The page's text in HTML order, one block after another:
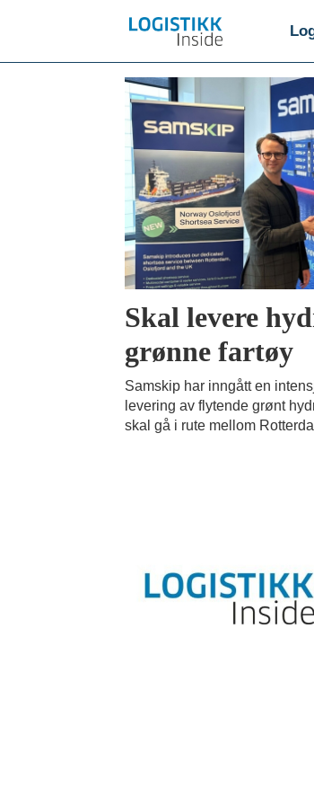
flytende
hydrogen
Skal levere
grønne fartøy
Samskip har inngått en
levering av flytende grønt
skal gå i rute mellom